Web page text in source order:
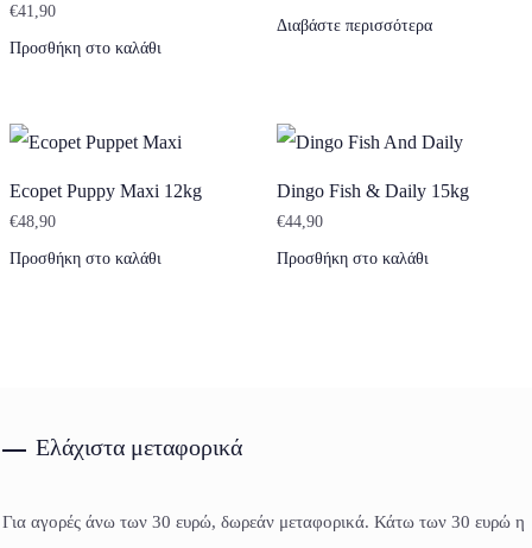
€41,90
Προσθήκη στο καλάθι
Διαβάστε περισσότερα
Ecopet Puppy Maxi 12kg
€48,90
Προσθήκη στο καλάθι
Dingo Fish & Daily 15kg
€44,90
Προσθήκη στο καλάθι
Ελάχιστα μεταφορικά
Για αγορές άνω των 30 ευρώ, δωρεάν μεταφορικά. Κάτω των 30 ευρώ η